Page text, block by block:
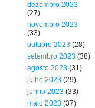
dezembro 2023
(27)
novembro 2023
(33)
outubro 2023 (28)
setembro 2023 (38)
agosto 2023 (31)
julho 2023 (29)
junho 2023 (33)
maio 2023 (37)